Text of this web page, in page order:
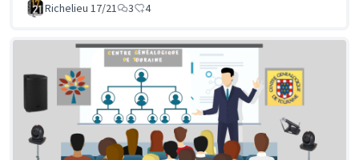
Richelieu 17/21 3 4